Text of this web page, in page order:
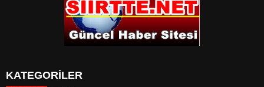
KATEGORİLER